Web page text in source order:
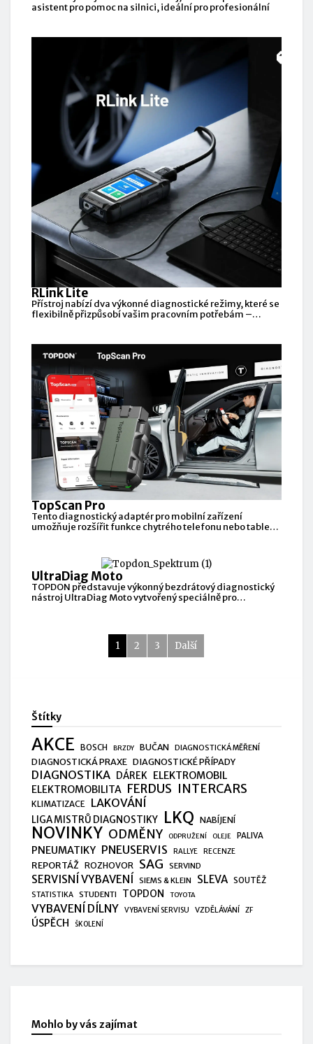
asistent pro pomoc na silnici, ideální pro profesionální
RLink Lite
Přístroj nabízí dva výkonné diagnostické režimy, které se
flexibilně přizpůsobí vašim pracovním potřebám –
TopScan Pro
Tento diagnostický adaptér pro mobilní zařízení
umožňuje rozšířit funkce chytrého telefonu nebo tabletu
UltraDiag Moto
TOPDON představuje výkonný bezdrátový diagnostický
nástroj UltraDiag Moto vytvořený speciálně pro
1 2 3 Další
Štítky
AKCE BOSCH BRZDY BUČAN DIAGNOSTICKÁ MĚŘENÍ
DIAGNOSTICKÁ PRAXE DIAGNOSTICKÉ PŘÍPADY
DIAGNOSTIKA DÁREK ELEKTROMOBIL
ELEKTROMOBILITA FERDUS INTERCARS
KLIMATIZACE LAKOVÁNÍ
LIGA MISTRŮ DIAGNOSTIKY LKQ NABÍJENÍ
NOVINKY ODMĚNY ODPRUŽENÍ OLEJE PALIVA
PNEUMATIKY PNEUSERVIS RALLYE RECENZE
REPORTÁŽ ROZHOVOR SAG SERVIND
SERVISNÍ VYBAVENÍ SIEMS & KLEIN SLEVA SOUTĚŽ
STATISTIKA STUDENTI TOPDON TOYOTA
VYBAVENÍ DÍLNY VYBAVENÍ SERVISU VZDĚLÁVÁNÍ ZF
ÚSPĚCH ŠKOLENÍ
Mohlo by vás zajímat